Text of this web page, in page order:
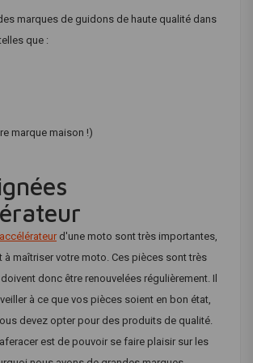
marques de guidons de haute qualité dans
que :
marque maison !)
d'une moto sont très importantes,
à maîtriser votre moto. Ces pièces sont très
donc être renouvelées régulièrement. Il
à ce que vos pièces soient en bon état,
devez opter pour des produits de qualité.
est de pouvoir se faire plaisir sur les